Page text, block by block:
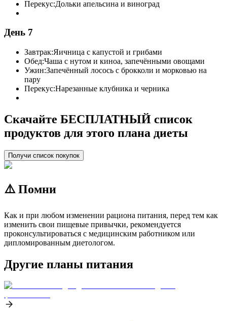
Перекус:Дольки апельсина и виноград
День 7
Завтрак:Яичница с капустой и грибами
Обед:Чаша с нутом и киноа, запечёнными овощами
Ужин:Запечённый лосось с брокколи и морковью на
пару
Перекус:Нарезанные клубника и черника
Скачайте БЕСПЛАТНЫЙ список
продуктов для этого плана диеты
Получи список покупок
⚠️ Помни
Как и при любом изменении рациона питания, перед тем как
изменить свои пищевые привычки, рекомендуется
проконсультироваться с медицинским работником или
дипломированным диетологом.
Другие планы питания